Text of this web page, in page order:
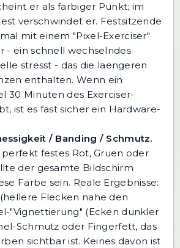
er als farbiger Punkt; im
verschwindet er. Festsitzende
mit einem "Pixel-Exerciser"
- ein schnell wechselndes
stresst - das die laengeren
enthalten. Wenn ein
30 Minuten des Exerciser-
ist es fast sicher ein Hardware-
/ Banding / Schmutz.
festes Rot, Gruen oder
der gesamte Bildschirm
Farbe sein. Reale Ergebnisse:
Flecken nahe den
"Vignettierung" (Ecken dunkler
Schmutz oder Fingerfett, das
sichtbar ist. Keines davon ist